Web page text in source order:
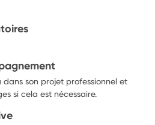
son projet professionnel et
si cela est nécessaire.